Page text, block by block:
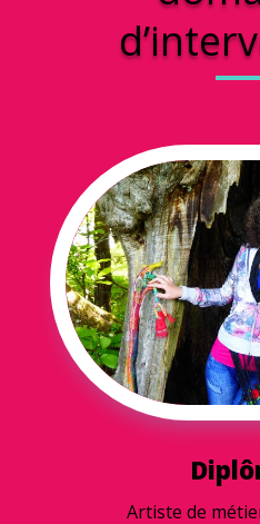
Artiste de